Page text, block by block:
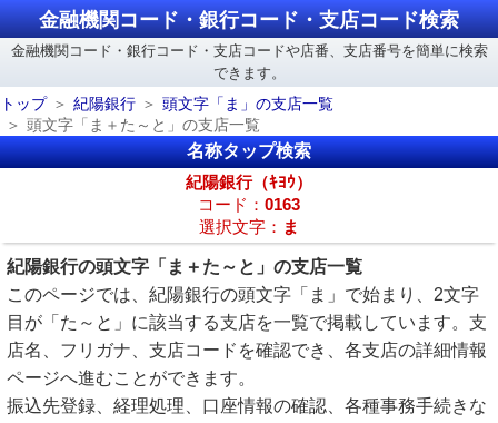
金融機関コード・銀行コード・支店コード検索
金融機関コード・銀行コード・支店コードや店番、支店番号を簡単に検索
できます。
トップ
紀陽銀行
頭文字「ま」の支店一覧
頭文字「ま＋た～と」の支店一覧
名称タップ検索
紀陽銀行（ｷﾖｳ）
コード： 0163
選択文字： ま
紀陽銀行の頭文字「ま＋た～と」の支店一覧
このページでは、紀陽銀行の頭文字「ま」で始まり、2文字
目が「た～と」に該当する支店を一覧で掲載しています。支
店名、フリガナ、支店コードを確認でき、各支店の詳細情報
ページへ進むことができます。
振込先登録、経理処理、口座情報の確認、各種事務手続きな